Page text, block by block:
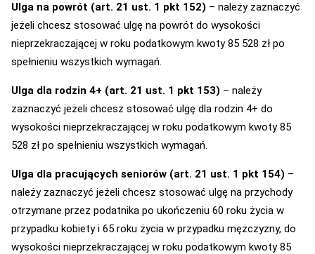
Ulga na powrót (art. 21 ust. 1 pkt 152) – należy zaznaczyć
jeżeli chcesz stosować ulgę na powrót do wysokości
nieprzekraczającej w roku podatkowym kwoty 85 528 zł po
spełnieniu wszystkich wymagań.
Ulga dla rodzin 4+ (art. 21 ust. 1 pkt 153) – należy
zaznaczyć jeżeli chcesz stosować ulgę dla rodzin 4+ do
wysokości nieprzekraczającej w roku podatkowym kwoty 85
528 zł po spełnieniu wszystkich wymagań.
Ulga dla pracujących seniorów (art. 21 ust. 1 pkt 154) –
należy zaznaczyć jeżeli chcesz stosować ulgę na przychody
otrzymane przez podatnika po ukończeniu 60 roku życia w
przypadku kobiety i 65 roku życia w przypadku mężczyzny, do
wysokości nieprzekraczającej w roku podatkowym kwoty 85